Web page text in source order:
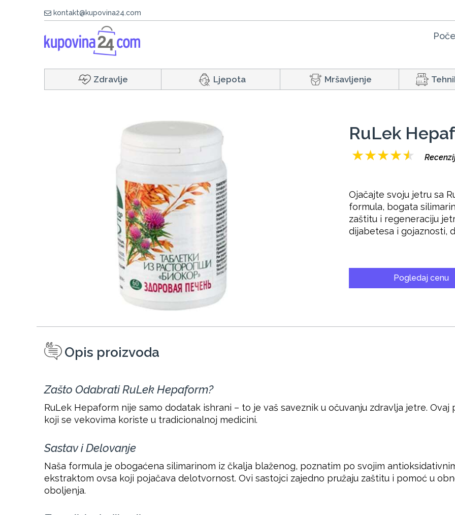
kontakt@kupovina24.com
Zdravlje Ljepota Mršavljenje
RuLek
★★★★★
Ojačajte svoju jetru sa
formula, bogata
zaštitu i regeneraciju
dijabetesa i gojaznosti,
Pogledaj cenu
Opis proizvoda
Zašto Odabrati RuLek Hepaform?
RuLek Hepaform nije samo dodatak ishrani – to je vaš saveznik u očuvanju zdravlja jetre.
koji se vekovima koriste u tradicionalnoj medicini.
Sastav i Delovanje
Naša formula je obogaćena silimarinom iz čkalja blaženog, poznatim po svojim
ekstraktom ovsa koji pojačava delotvornost. Ovi sastojci zajedno pružaju zaštitu i pomoć u
oboljenja.